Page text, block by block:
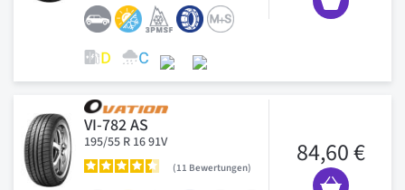
VI-782 AS
195/55 R 16 91V
11 Bewertungen 84,60 €